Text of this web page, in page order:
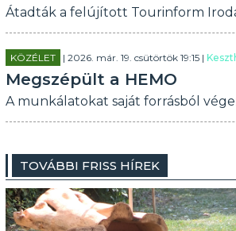
Átadták a felújított Tourinform
KÖZÉLET | 2026. már. 19. csütörtök 19:15 |
Megszépült a HEMO
A munkálatokat saját forrásból
TOVÁBBI FRISS HÍREK